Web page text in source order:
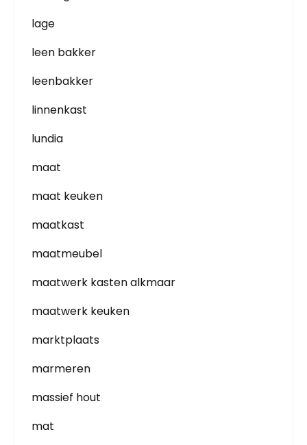
lage
leen bakker
leenbakker
linnenkast
lundia
maat
maat keuken
maatkast
maatmeubel
maatwerk kasten alkmaar
maatwerk keuken
marktplaats
marmeren
massief hout
mat